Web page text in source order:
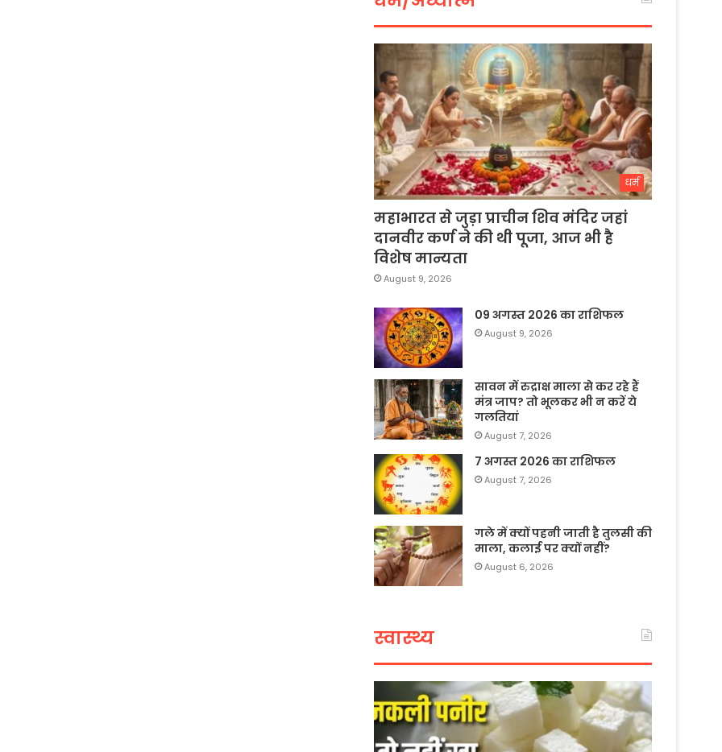
धर्म
महाभारत से जुड़ा प्राचीन शिव मंदिर जहां
दानवीर कर्ण ने की थी पूजा, आज भी है
विशेष मान्यता
August 9, 2026
09 अगस्त 2026 का राशिफल
August 9, 2026
सावन में रुद्राक्ष माला से कर रहे हैं
मंत्र जाप? तो भूलकर भी न करें ये
गलतियां
August 7, 2026
7 अगस्त 2026 का राशिफल
August 7, 2026
गले में क्यों पहनी जाती है तुलसी की
माला, कलाई पर क्यों नहीं?
August 6, 2026
स्वास्थ्य